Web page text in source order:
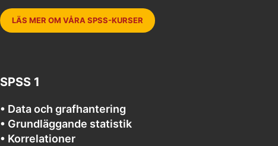
LÄS MER OM VÅRA SPSS-KURSER
SPSS 1
• Data och grafhantering
• Grundläggande statistik
• Korrelationer